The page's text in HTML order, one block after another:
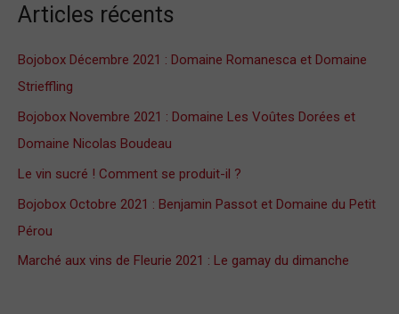
h
r
:
Articles récents
Bojobox Décembre 2021 : Domaine Romanesca et Domaine
Strieffling
Bojobox Novembre 2021 : Domaine Les Voûtes Dorées et
Domaine Nicolas Boudeau
Le vin sucré ! Comment se produit-il ?
Bojobox Octobre 2021 : Benjamin Passot et Domaine du Petit
Pérou
Marché aux vins de Fleurie 2021 : Le gamay du dimanche